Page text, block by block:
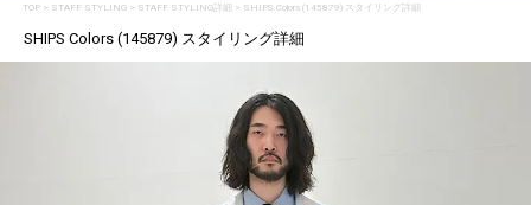
TOP> STAFF STYLING> STAFF STYLING詳細 > SHIPS Colors (145879) スタイリング詳細
SHIPS Colors (145879) スタイリング詳細